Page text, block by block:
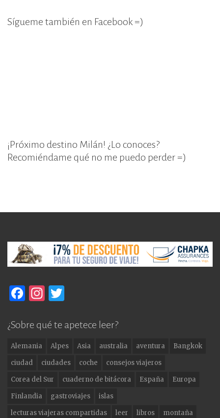
Sígueme también en Facebook =)
¡Próximo destino Milán! ¿Lo conoces?
Recomiéndame qué no me puedo perder =)
F
c
e
b
o
o
k
In
a
g
ra
m
it
te
r
¿Sobre qué te apetece leer?
Alemania Alpes Asia australia aventura
Bangkok
ciudad
ciudades coche
consejos viajeros
Corea del Sur
cuaderno de bitácora España
Europa
Finlandia
gastroviajes
islas
lecturas viajeras compartidas
leer libros
montaña